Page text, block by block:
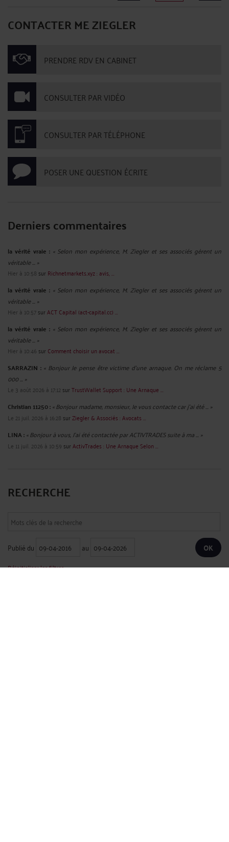
CONTACTER ME ZIEGLER
PRENDRE RDV EN CABINET
CONSULTER PAR VIDÉO
CONSULTER PAR TÉLÉPHONE
POSER UNE QUESTION ÉCRITE
Derniers commentaires
la vérité vraie : « Selon mon expérience, M. Ziegler et ses associés gèrent un
véritable ... »
Hier à 10:58 sur Richnetmarkets.xyz : avis, ...
la vérité vraie : « Selon mon expérience, M. Ziegler et ses associés gèrent un
véritable ... »
Hier à 10:57surACT Capital (act-capital.cc) ...
la vérité vraie : « Selon mon expérience, M. Ziegler et ses associés gèrent un
véritable ... »
Hier à 10:46 sur Comment choisir un avocat ...
SARRAZIN : « Bonjour Je pense être victime d'une arnaque. On me réclame 5
000 ... »
Le 3 août 2026 à 17:12surTrustWallet Support : Une Arnaque ...
Christian 11250 :« Bonjour madame, monsieur, Je vous contacte car j'ai été ... »
Le 21 juil. 2026 à 16:28 surZiegler & Associés : Avocats ...
LINA :« Bonjour à vous, J'ai été contactée par ACTIVTRADES suite à ma ... »
Le 11 juil. 2026 à 10:59 surActivTrades : Une Arnaque Selon ...
RECHERCHE
Publié du au
Réinitialiser les filtres